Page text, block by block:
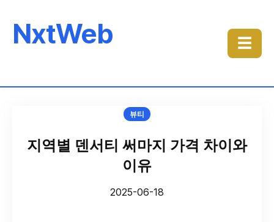
NxtWeb ☰
뷰티
지역별 덴서티 써마지 가격 차이와
이유
2025-06-18